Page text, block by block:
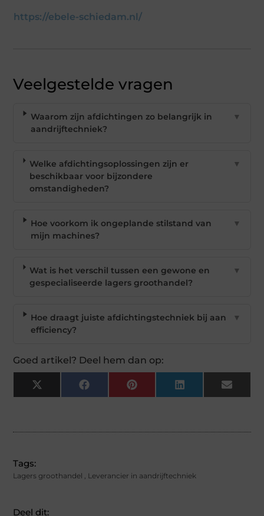
https://ebele-schiedam.nl/
Veelgestelde vragen
Waarom zijn afdichtingen zo belangrijk in
aandrijftechniek?
▼
Welke afdichtingsoplossingen zijn er
beschikbaar voor bijzondere
omstandigheden?
▼
Hoe voorkom ik ongeplande stilstand van
mijn machines?
▼
Wat is het verschil tussen een gewone en
gespecialiseerde lagers groothandel?
▼
Hoe draagt juiste afdichtingstechniek bij aan
efficiency?
▼
Goed artikel? Deel hem dan op:
X
(Twitter)
Facebook Pinterest LinkedIn Email
Tags:
Lagers groothandel Leverancier in aandrijftechniek
Deel dit: